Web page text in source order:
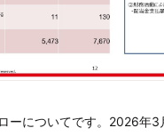
ーについてです。2026年3